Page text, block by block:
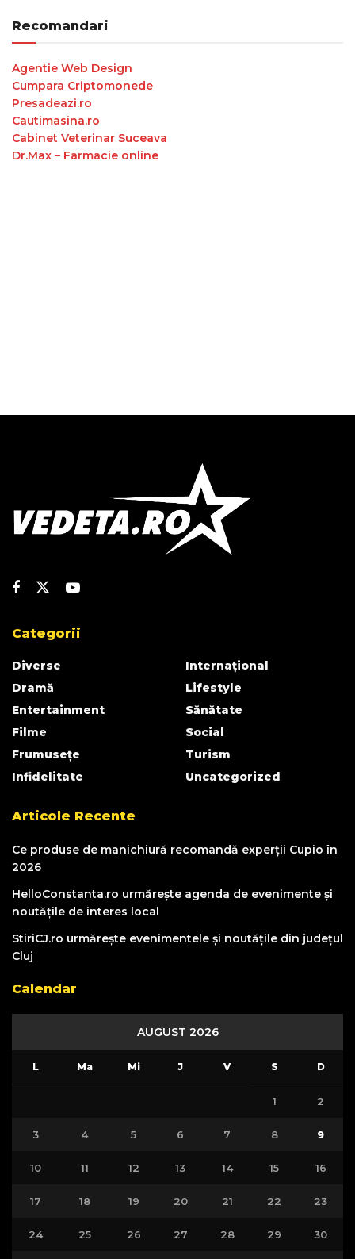
Recomandari
Agentie Web Design
Cumpara Criptomonede
Presadeazi.ro
Cautimasina.ro
Cabinet Veterinar Suceava
Dr.Max – Farmacie online
Categorii
Diverse
Dramă
Entertainment
Filme
Frumusețe
Infidelitate
Internațional
Lifestyle
Sănătate
Social
Turism
Uncategorized
Articole Recente
Ce produse de manichiură recomandă experții Cupio în
2026
HelloConstanta.ro urmărește agenda de evenimente și
noutățile de interes local
StiriCJ.ro urmărește evenimentele și noutățile din județul
Cluj
Calendar
AUGUST 2026
L Ma Mi J V S D
1 2
3 4 5 6 7 8 9
10 11 12 13 14 15 16
17 18 19 20 21 22 23
24 25 26 27 28 29 30